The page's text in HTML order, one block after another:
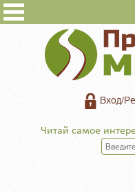
Вход/
Читай самое